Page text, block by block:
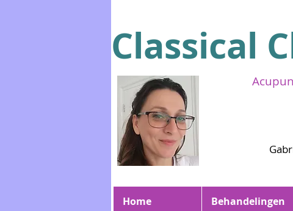
Classical
Home Behandelingen